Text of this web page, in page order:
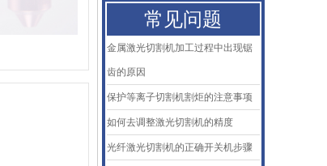
KTB2陶瓷体
AMADA阿玛达喷嘴
普雷喷嘴
百超Bystronic喷嘴
常见问题
金属激光切割机加工过程中出现锯
齿的原因
保护等离子切割机割炬的注意事项
如何去调整激光切割机的精度
光纤激光切割机的正确开关机步骤